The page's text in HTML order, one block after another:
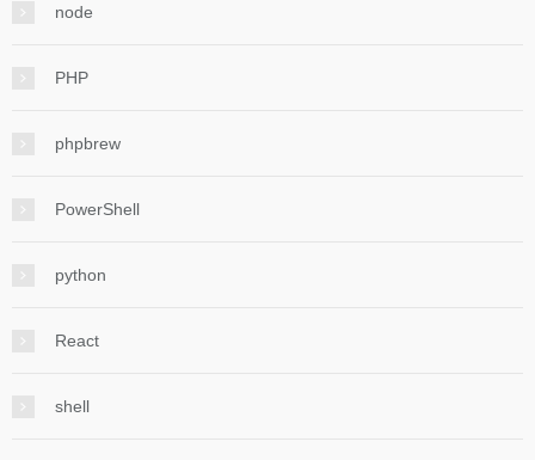
node
PHP
phpbrew
PowerShell
python
React
shell